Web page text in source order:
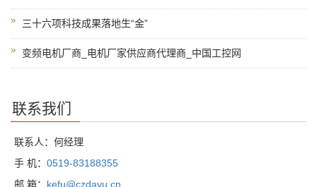
三十六项科技成果落地生“金”
变频电机厂商_电机厂家供应商代理商_中国工控网
联系我们
联系人：何经理
手 机： 0519-83188355
邮 箱： kefu@czdayu.cn